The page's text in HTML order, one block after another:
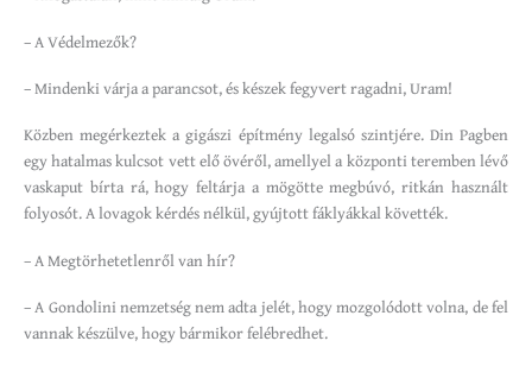
– A Védelmezők?
– Mindenki várja a parancsot, és készek fegyvert ragadni, Uram!
Közben megérkeztek a gigászi építmény legalsó szintjére. Din Pagben
egy hatalmas kulcsot vett elő övéről, amellyel a központi teremben lévő
vaskaput bírta rá, hogy feltárja a mögötte megbúvó, ritkán használt
folyosót. A lovagok kérdés nélkül, gyújtott fáklyákkal követték.
– A Megtörhetetlenről van hír?
– A Gondolini nemzetség nem adta jelét, hogy mozgolódott volna, de fel
vannak készülve, hogy bármikor felébredhet.